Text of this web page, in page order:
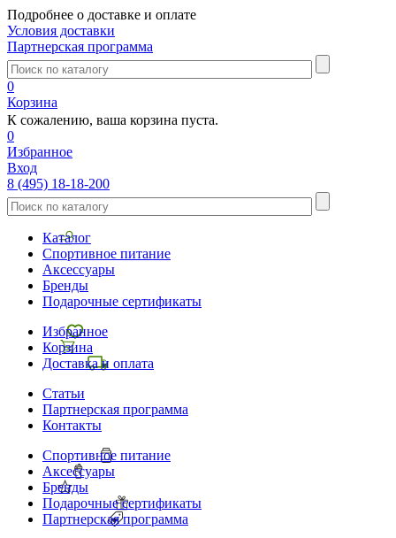
Подробнее о доставке и оплате
Условия доставки
Партнерская программа
0
Корзина
К сожалению, ваша корзина пуста.
0
Избранное
Вход
8 (495) 18-18-200
Каталог
Спортивное питание
Аксессуары
Бренды
Подарочные сертификаты
Избранное
Корзина
Доставка и оплата
Статьи
Партнерская программа
Контакты
Спортивное питание
Аксессуары
Бренды
Подарочные сертификаты
Партнерская программа